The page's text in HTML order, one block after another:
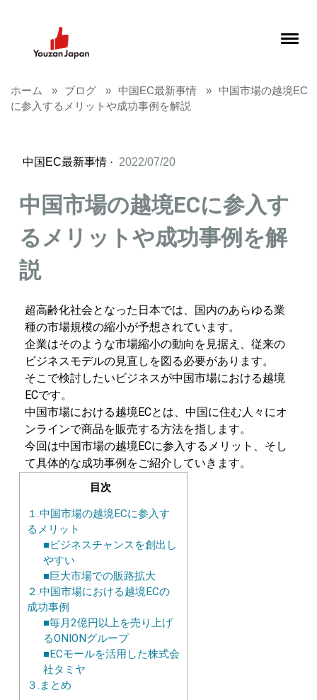
ホーム ブログ 中国EC最新事情
中国市場の越境EC
に参入するメリットや成功事例を解説
中国EC最新事情 · 2022/07/20
中国市場の越境ECに参入す
るメリットや成功事例を解
説
超高齢化社会となった日本では、国内のあらゆる業
種の市場規模の縮小が予想されています。
企業はそのような市場縮小の動向を見据え、従来の
ビジネスモデルの見直しを図る必要があります。
そこで検討したいビジネスが中国市場における越境
ECです。
中国市場における越境ECとは、中国に住む人々にオ
ンラインで商品を販売する方法を指します。
今回は中国市場の越境ECに参入するメリット、そし
て具体的な成功事例をご紹介していきます。
目次
１.中国市場の越境ECに参入す
るメリット
■ビジネスチャンスを創出し
やすい
■巨大市場での販路拡大
２.中国市場における越境ECの
成功事例
■毎月2億円以上を売り上げ
るONIONグループ
■ECモールを活用した株式会
社タミヤ
３.まとめ